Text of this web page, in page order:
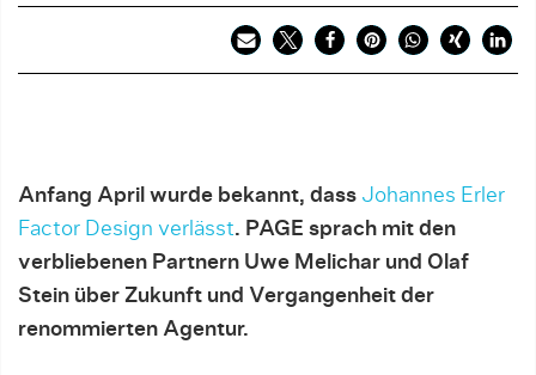
Anfang April wurde bekannt, dass Johannes Erler
Factor Design verlässt. PAGE sprach mit den
verbliebenen Partnern Uwe Melichar und Olaf
Stein über Zukunft und Vergangenheit der
renommierten Agentur.